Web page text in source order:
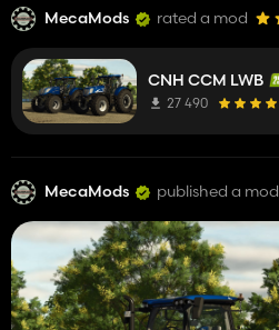
MecaMods rated a mod
CNH CCM LWB
27 490
MecaMods published a mod